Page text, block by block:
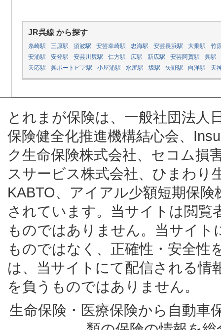
JR呉線 から探す
糸崎駅 三原駅 須波駅 安芸幸崎駅 忠海駅 安芸長浜駅 大乗駅
竹
安浦駅
安登駅 安芸川尻駅 仁方駅 広駅 新広駅 安芸阿賀駅
呉駅
天応駅
呉ポートピア駅 小屋浦駅 水尻駅 坂駅 矢野駅 向洋駅 天
とれまが保険は、一般社団法人
保険健全化推進機構結心会、
ク生命保険株式会社、セコム損
スサービス株式会社、ひまわり
KABTO、アイアル少額短期保
されています。当サイトは閲覧
ものではありません。当サイ
ものではなく、正確性・安全性
は、当サイトにて配信される情
を負うものではありません。
生命保険・医療保険から自動車